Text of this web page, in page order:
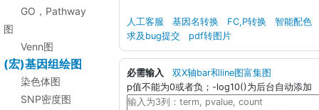
GO，Pathway
图
Venn图
(宏)基因组绘图
染色体图
SNP密度图
人工客服 基因名转换 FC,P转换
智能配色
求及bug提交
pdf转图片
必需输入
双X轴bar和line图富集图
p值不能为0或者负；-log10()为后台自动添加